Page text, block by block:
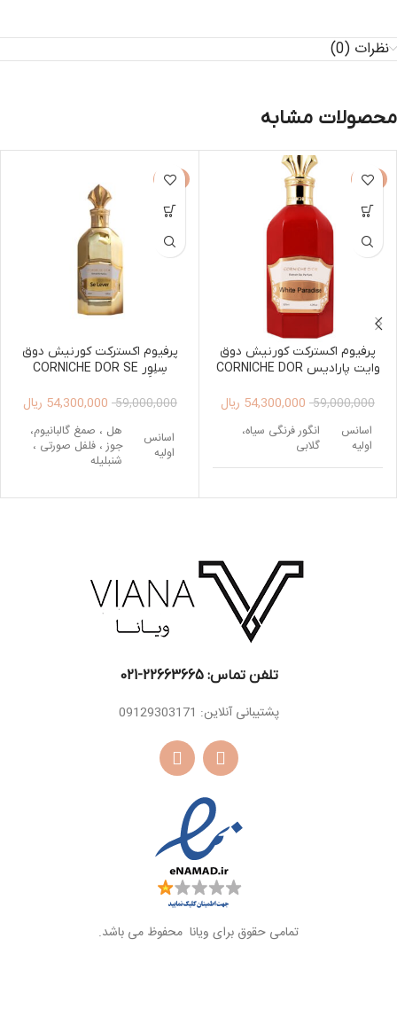
نظرات (0)
محصولات مشابه
-8%
پرفیوم اکسترکت کورنیش دوق
وایت پارادیس CORNICHE DOR
DE PARFUM 125ML UNISEX
59,000,000
54,300,000 ریال
اسانس
اولیه
انگور فرنگی سیاه،
گلابی
میانی
پرتقال
نعناع هندی ، پرالین
-8%
پرفیوم اکسترکت کورنیش دوق
سِلِوِر CORNICHE DOR SE
125ML UNISEX59,000,000
54,300,000 ریال
اسانس
اولیه
هل ، صمغ گالبانیوم،
جوز ، فلفل صورتی ،
شنبلیله
اسانس
نعناع هندی ، چرم ،
اسانس
پایه
سفید ، صمغ کندر ،
گیاه ناگارموتا،
گوستوس
تلفن تماس: 22663665-021​
پشتیبانی آنلاین: 09129303171
تمامی حقوق برای ویانا محفوظ می باشد.